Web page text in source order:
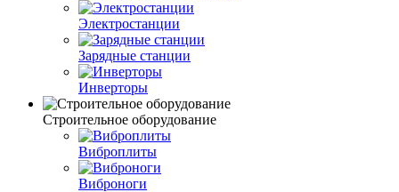
Электростанции
Зарядные станции
Инверторы
Строительное оборудование
Виброплиты
Виброноги